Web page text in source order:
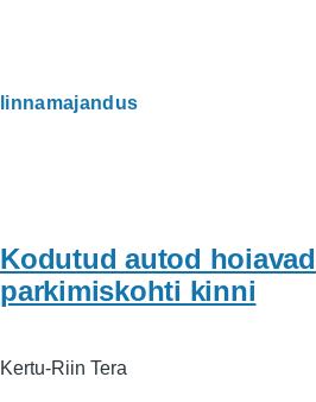
linnamajandus
Kodutud autod hoiavad
parkimiskohti kinni
Kertu-Riin Tera